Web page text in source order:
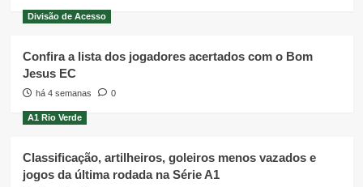
Divisão de Acesso
Confira a lista dos jogadores acertados com o Bom
Jesus EC
há 4 semanas 0
A1 Rio Verde
Classificação, artilheiros, goleiros menos vazados e
jogos da última rodada na Série A1